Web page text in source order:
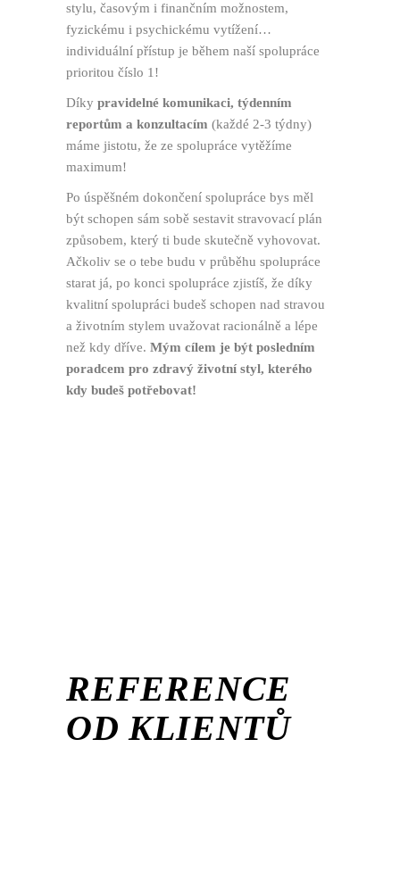
stylu, časovým i finančním možnostem,
fyzickému i psychickému vytížení…
individuální přístup je během naší spolupráce
prioritou číslo 1!
Díky pravidelné komunikaci, týdenním
reportům a konzultacím (každé 2-3 týdny)
máme jistotu, že ze spolupráce vytěžíme
maximum!
Po úspěšném dokončení spolupráce bys měl
být schopen sám sobě sestavit stravovací plán
způsobem, který ti bude skutečně vyhovovat.
Ačkoliv se o tebe budu v průběhu spolupráce
starat já, po konci spolupráce zjistíš, že díky
kvalitní spolupráci budeš schopen nad stravou
a životním stylem uvažovat racionálně a lépe
než kdy dříve. Mým cílem je být posledním
poradcem pro zdravý životní styl, kterého
kdy budeš potřebovat!
REFERENCE
OD KLIENTŮ